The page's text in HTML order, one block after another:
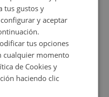
tus gustos y
y aceptar
tus opciones
cualquier momento
de Cookies y
haciendo clic